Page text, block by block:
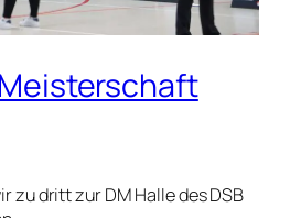
zu dritt zur DM Halle des DSB